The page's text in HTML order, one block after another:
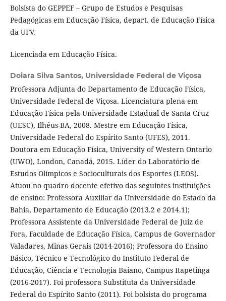
Bolsista do GEPPEF – Grupo de Estudos e Pesquisas
Pedagógicas em Educação Física, depart. de Educação Física
da UFV.
Licenciada em Educação Física.
Doiara Silva Santos, Universidade Federal de Viçosa
Professora Adjunta do Departamento de Educação Física,
Universidade Federal de Viçosa. Licenciatura plena em
Educação Física pela Universidade Estadual de Santa Cruz
(UESC), Ilhéus-BA, 2008. Mestre em Educação Física,
Universidade Federal do Espírito Santo (UFES), 2011.
Doutora em Educação Física, University of Western Ontario
(UWO), London, Canadá, 2015. Líder do Laboratório de
Estudos Olímpicos e Socioculturais dos Esportes (LEOS).
Atuou no quadro docente efetivo das seguintes instituições
de ensino: Professora Auxiliar da Universidade do Estado da
Bahia, Departamento de Educação (2013.2 e 2014.1);
Professora Assistente da Universidade Federal de Juiz de
Fora, Faculdade de Educação Física, Campus de Governador
Valadares, Minas Gerais (2014-2016); Professora do Ensino
Básico, Técnico e Tecnológico do Instituto Federal de
Educação, Ciência e Tecnologia Baiano, Campus Itapetinga
(2016-2017). Foi professora Substituta da Universidade
Federal do Espírito Santo (2011). Foi bolsista do programa